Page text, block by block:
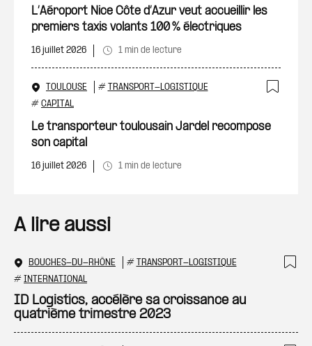
L’Aéroport Nice Côte d’Azur veut accueillir les
premiers taxis volants 100 % électriques
16 juillet 2026 1 min de lecture
TOULOUSE # TRANSPORT-LOGISTIQUE
# CAPITAL
Le transporteur toulousain Jardel recompose
son capital
16 juillet 2026 1 min de lecture
A lire aussi
BOUCHES-DU-RHÔNE # TRANSPORT-LOGISTIQUE
# INTERNATIONAL
ID Logistics, accélère sa croissance au
quatrième trimestre 2023